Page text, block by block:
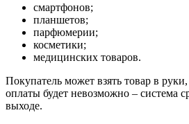
смартфонов;
планшетов;
парфюмерии;
косметики;
медицинских товаров.
Покупатель может взять товар в
оплаты будет невозможно – система
выходе.